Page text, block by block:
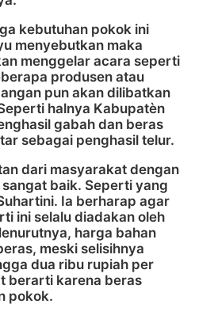
kebutuhan pokok ini
menyebutkan maka
menggelar acara seperti
produsen atau
pun akan dilibatkan
halnya Kabupatèn
gabah dan beras
sebagai penghasil telur.
dari masyarakat dengan
baik. Seperti yang
Ia berharap agar
ini selalu diadakan oleh
harga bahan
meski selisihnya
dua ribu rupiah per
berarti karena beras
pokok.